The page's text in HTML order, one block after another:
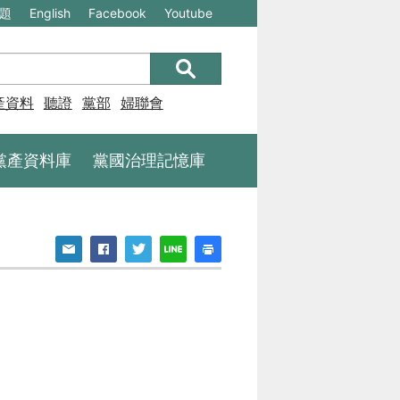
English
(另
視
開
個
Facebook
(另
開
個
Youtube
資料庫聽證 黨部 婦聯會
產資料庫 黨國治理記憶庫